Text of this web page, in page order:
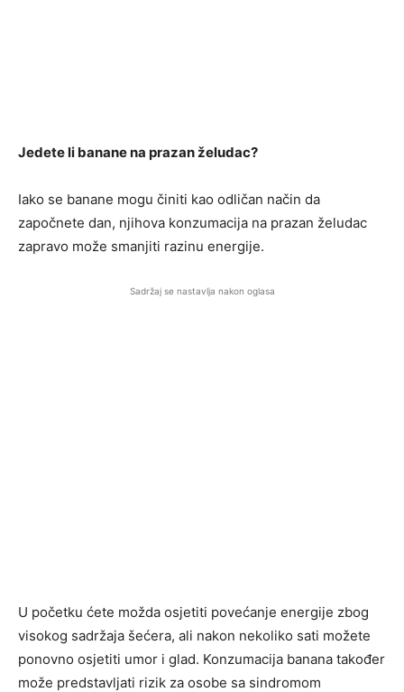
Jedete li banane na prazan želudac?
Iako se banane mogu činiti kao odličan način da
započnete dan, njihova konzumacija na prazan želudac
zapravo može smanjiti razinu energije.
Sadržaj se nastavlja nakon oglasa
U početku ćete možda osjetiti povećanje energije zbog
visokog sadržaja šećera, ali nakon nekoliko sati možete
ponovno osjetiti umor i glad. Konzumacija banana također
može predstavljati rizik za osobe sa sindromom